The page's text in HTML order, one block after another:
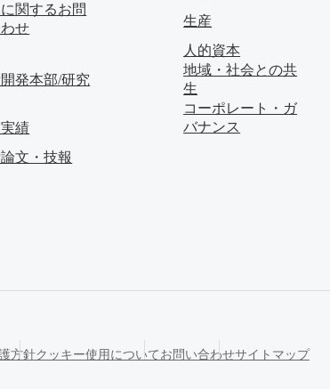
関するお問
せ
発本部/研究
実績
論文・技報
生産
人的資本
地域・社会との共
生
コーポレート・ガ
バナンス
方針クッキー使用について お問い合わせサイトマップ